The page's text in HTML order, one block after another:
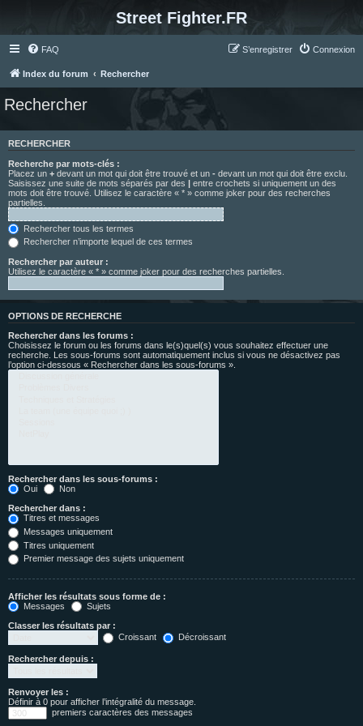
Street Fighter.FR
FAQ Connexion
S’enregistrer
Index du forum Rechercher
Rechercher
RECHERCHER
Recherche par mots-clés :
Placez un + devant un mot qui doit être trouvé et un - devant un mot qui doit être exclu.
Saisissez une suite de mots séparés par des | entre crochets si uniquement un des
mots doit être trouvé. Utilisez le caractère « * » comme joker pour des recherches
partielles.
Rechercher tous les termes
Rechercher n’importe lequel de ces termes
Rechercher par auteur :
Utilisez le caractère « * » comme joker pour des recherches partielles.
OPTIONS DE RECHERCHE
Rechercher dans les forums :
Choisissez le forum ou les forums dans le(s)quel(s) vous souhaitez effectuer une
recherche. Les sous-forums sont automatiquement inclus si vous ne désactivez pas
l’option ci-dessous « Rechercher dans les sous-forums ».
Rechercher dans les sous-forums :
Oui
Non
Rechercher dans :
Titres et messages
Messages uniquement
Titres uniquement
Premier message des sujets uniquement
Afficher les résultats sous forme de :
Messages
Sujets
Classer les résultats par :
Croissant
Décroissant
Rechercher depuis :
Renvoyer les :
Définir à 0 pour afficher l’intégralité du message.
premiers caractères des messages